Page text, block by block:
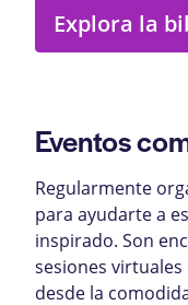
Explora la
Eventos
Regularmente
para ayudarte a
inspirado. Son
sesiones
desde la